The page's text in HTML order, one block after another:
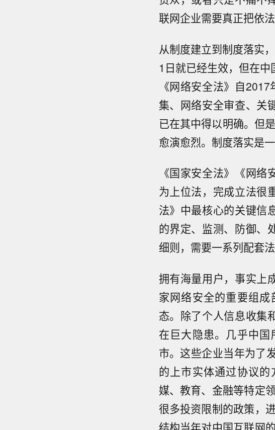
联网企业需要真正把依
从制度建立到制度落实
1日就已经生效，但在中
《网络安全法》自
集、网络安全审查、关
已在其中得以明确。但
愈演愈烈。制度落实是
《国家安全法》《网
为上位法，完成立法很
法》中最核心的关键信
的界定、监测、防御、
细则，需要一系列配套
拥有海量用户，事实上
家网络安全的重要组
态。除了个人信息收集
在巨大隐患。几乎中
市。这些企业当年为了
的上市实体通过协议
媒、教育、金融等特定
很多投资限制的政策，